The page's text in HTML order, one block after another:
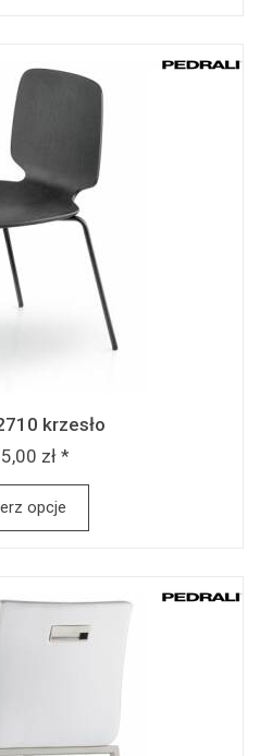
krzesło
zł *
opcje